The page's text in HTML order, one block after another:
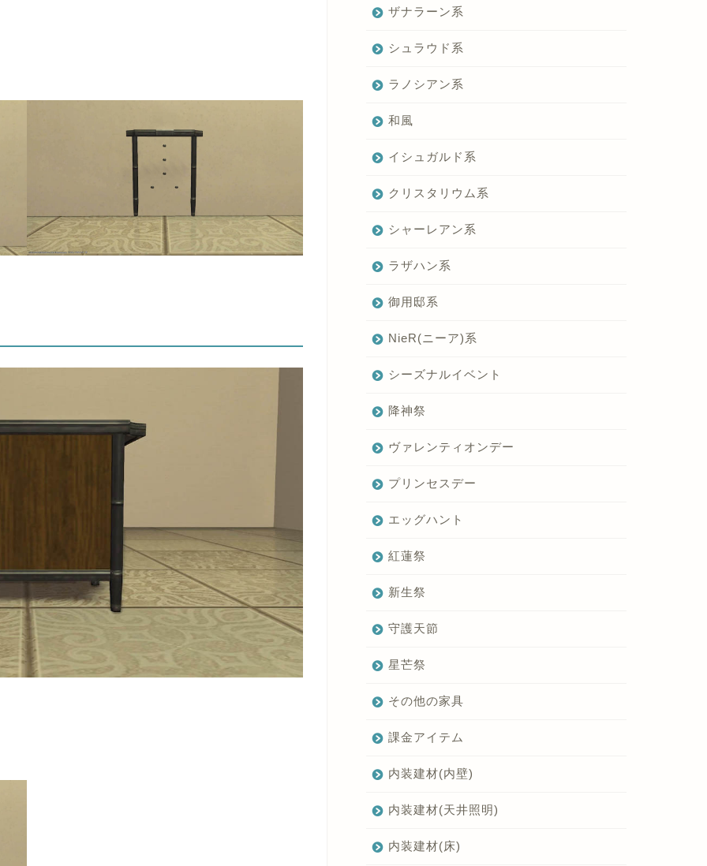
ザナラーン系
シュラウド系
ラノシアン系
和風
イシュガルド系
クリスタリウム系
シャーレアン系
ラザハン系
御用邸系
NieR(ニーア)系
シーズナルイベント
降神祭
ヴァレンティオンデー
プリンセスデー
エッグハント
紅蓮祭
新生祭
守護天節
星芒祭
その他の家具
課金アイテム
内装建材(内壁)
内装建材(天井照明)
内装建材(床)